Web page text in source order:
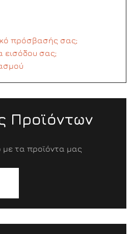
πρόσβασής σας;
εισόδου σας;
Προϊόντων
με τα προϊόντα μας